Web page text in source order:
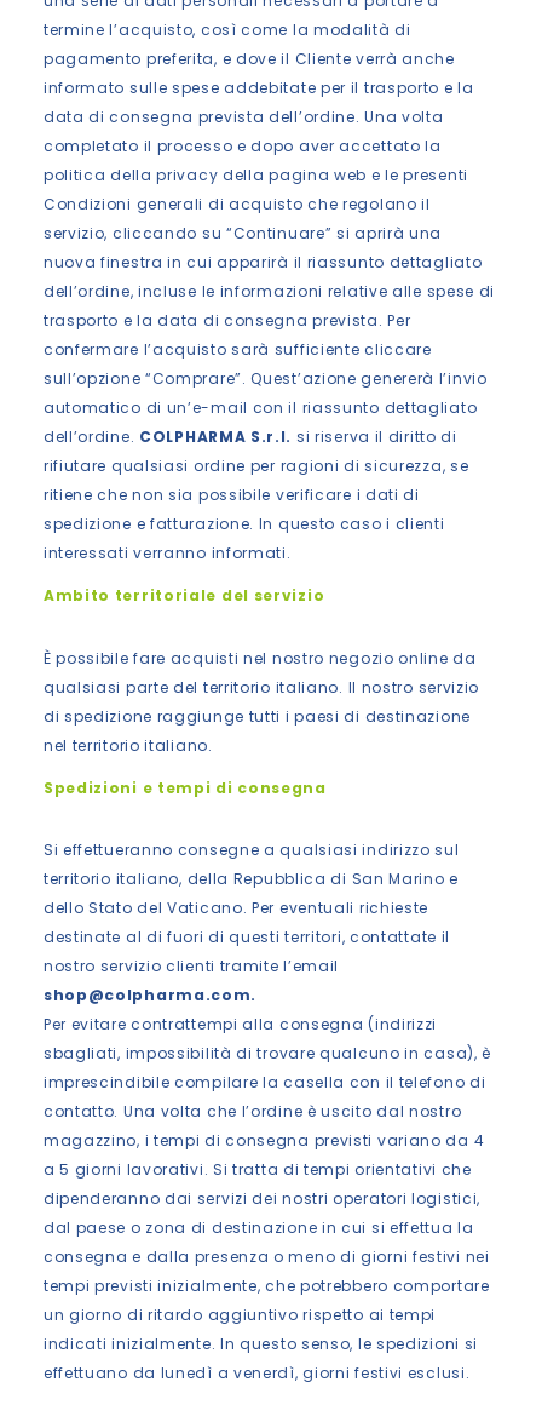
termine l’acquisto, così come la modalità di
pagamento preferita, e dove il Cliente verrà anche
informato sulle spese addebitate per il trasporto e la
data di consegna prevista dell’ordine. Una volta
completato il processo e dopo aver accettato la
politica della privacy della pagina web e le presenti
Condizioni generali di acquisto che regolano il
servizio, cliccando su “Continuare” si aprirà una
nuova finestra in cui apparirà il riassunto dettagliato
dell’ordine, incluse le informazioni relative alle spese di
trasporto e la data di consegna prevista. Per
confermare l’acquisto sarà sufficiente cliccare
sull’opzione “Comprare”. Quest’azione genererà l’invio
automatico di un’e-mail con il riassunto dettagliato
dell’ordine. COLPHARMA S.r.l. si riserva il diritto di
rifiutare qualsiasi ordine per ragioni di sicurezza, se
ritiene che non sia possibile verificare i dati di
spedizione e fatturazione. In questo caso i clienti
interessati verranno informati.
Ambito territoriale del servizio
È possibile fare acquisti nel nostro negozio online da
qualsiasi parte del territorio italiano. Il nostro servizio
di spedizione raggiunge tutti i paesi di destinazione
nel territorio italiano.
Spedizioni e tempi di consegna
Si effettueranno consegne a qualsiasi indirizzo sul
territorio italiano, della Repubblica di San Marino e
dello Stato del Vaticano. Per eventuali richieste
destinate al di fuori di questi territori, contattate il
nostro servizio clienti tramite l’email
shop@colpharma.com.
Per evitare contrattempi alla consegna (indirizzi
sbagliati, impossibilità di trovare qualcuno in casa), è
imprescindibile compilare la casella con il telefono di
contatto. Una volta che l’ordine è uscito dal nostro
magazzino, i tempi di consegna previsti variano da 4
a 5 giorni lavorativi. Si tratta di tempi orientativi che
dipenderanno dai servizi dei nostri operatori logistici,
dal paese o zona di destinazione in cui si effettua la
consegna e dalla presenza o meno di giorni festivi nei
tempi previsti inizialmente, che potrebbero comportare
un giorno di ritardo aggiuntivo rispetto ai tempi
indicati inizialmente. In questo senso, le spedizioni si
effettuano da lunedì a venerdì, giorni festivi esclusi.